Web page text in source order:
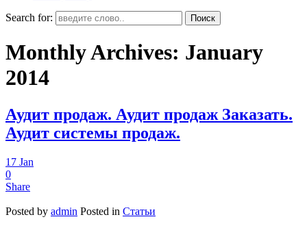
Search for:
Monthly Archives: January
2014
Аудит продаж. Аудит продаж Заказать.
Аудит системы продаж.
17 Jan
0
Share
Posted by admin Posted in Статьи